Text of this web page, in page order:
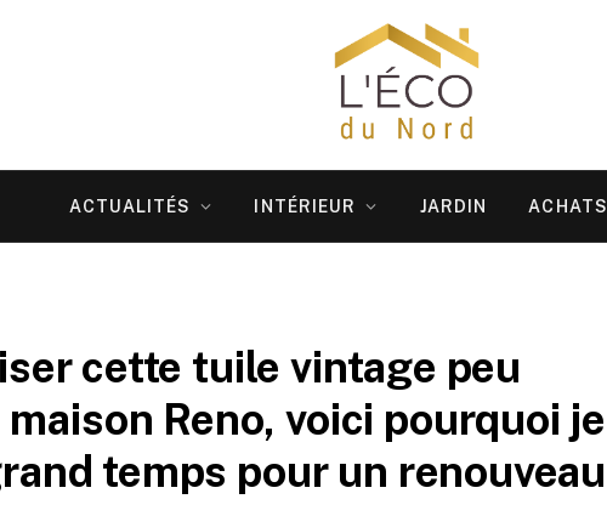
ACTUALITÉS INTÉRIEUR JARDIN ACHATS
cette tuile vintage peu
Reno, voici pourquoi je
temps pour un renouveau